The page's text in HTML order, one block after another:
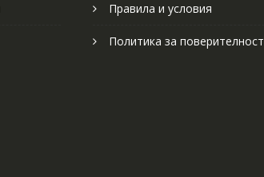
Правила и условия
Политика за поверителност